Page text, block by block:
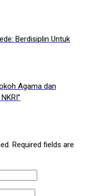
Berdisiplin Untuk
Agama dan
Required fields are